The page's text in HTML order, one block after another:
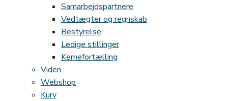
Samarbejdspartnere
Vedtægter og regnskab
Bestyrelse
Ledige stillinger
Kernefortælling
Viden
Webshop
Kurv